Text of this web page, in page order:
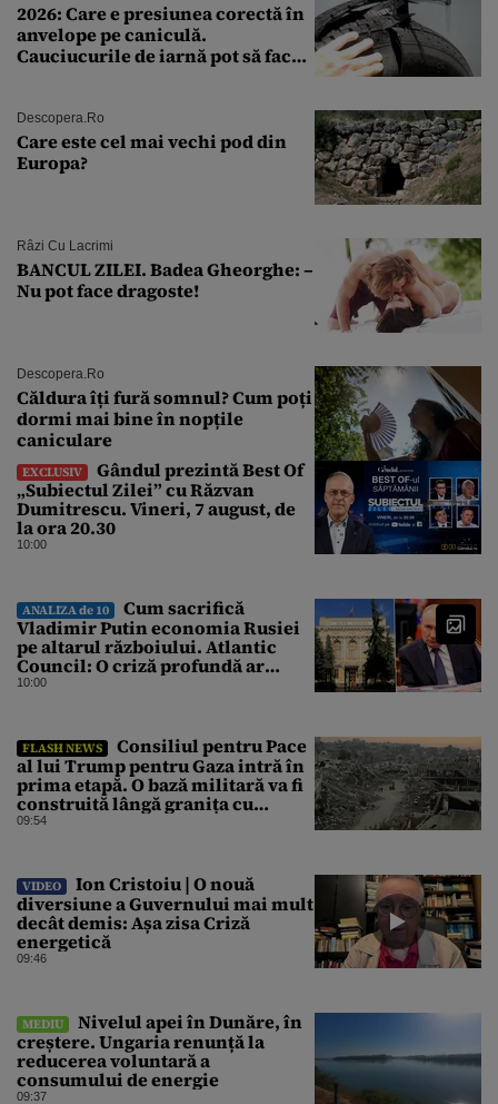
2026: Care e presiunea corectă în
anvelope pe caniculă.
Cauciucurile de iarnă pot să facă
Descopera.ro
Care este cel mai vechi pod din
Europa?
Râzi Cu Lacrimi
BANCUL ZILEI. Badea Gheorghe: –
Nu pot face dragoste!
Descopera.ro
Căldura îți fură somnul? Cum poți
dormi mai bine în nopțile
caniculare
EXCLUSIV
Gândul prezintă Best Of
„Subiectul Zilei” cu Răzvan
Dumitrescu. Vineri, 7 august, de
la ora 20.30
10:00
ANALIZA de 10
Cum sacrifică
Vladimir Putin economia Rusiei
pe altarul războiului. Atlantic
Council: O criză profundă ar
putea forța Kremlinul să apeleze
10:00
FLASH NEWS
Consiliul pentru Pace
al lui Trump pentru Gaza intră în
prima etapă. O bază militară va fi
construită lângă granița cu
Israelul
09:54
VIDEO
Ion Cristoiu | O nouă
diversiune a Guvernului mai mult
decât demis: Așa zisa Criză
energetică
09:46
MEDIU
Nivelul apei în Dunăre, în
creștere. Ungaria renunță la
reducerea voluntară a
consumului de energie
09:37